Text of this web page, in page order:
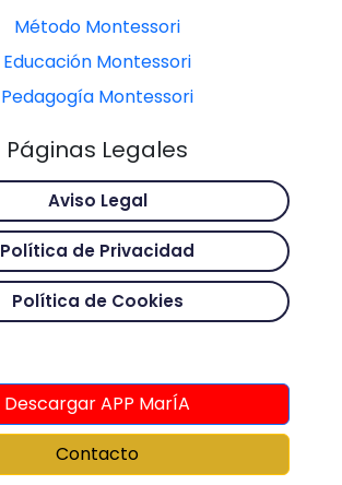
Método Montessori
Educación Montessori
Pedagogía Montessori
Páginas Legales
Aviso Legal
Política de Privacidad
Política de Cookies
Descargar APP MarÍA
Contacto